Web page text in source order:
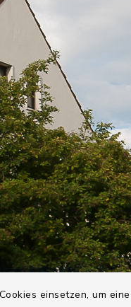
einsetzen, um